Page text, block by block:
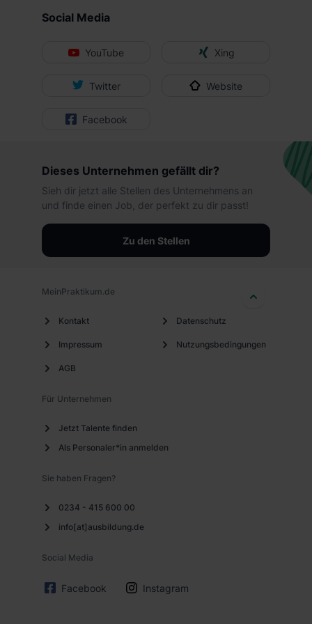
Social Media
YouTube Xing
Twitter Website
Facebook
Dieses Unternehmen gefällt dir?
Sieh dir jetzt alle Stellen des Unternehmens an
und finde einen Job, der perfekt zu dir passt!
Zu den Stellen
MeinPraktikum.de
Kontakt
Impressum
AGB
Datenschutz
Nutzungsbedingungen
Für Unternehmen
Jetzt Talente finden
Als Personaler*in anmelden
Sie haben Fragen?
0234 - 415 600 00
info[at]ausbildung.de
Social Media
Facebook Instagram